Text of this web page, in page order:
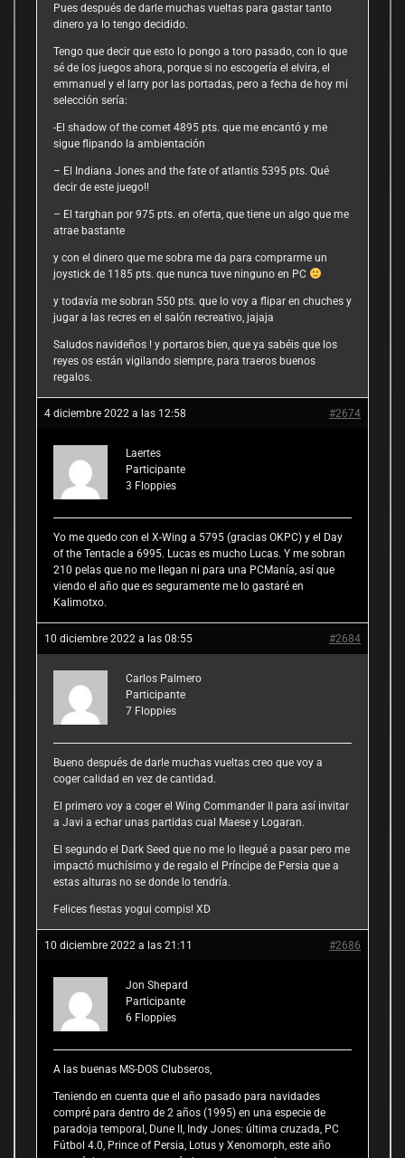
Pues después de darle muchas vueltas para gastar tanto
dinero ya lo tengo decidido.
Tengo que decir que esto lo pongo a toro pasado, con lo que
sé de los juegos ahora, porque si no escogería el elvira, el
emmanuel y el larry por las portadas, pero a fecha de hoy mi
selección sería:
-El shadow of the comet 4895 pts. que me encantó y me
sigue flipando la ambientación
– El Indiana Jones and the fate of atlantis 5395 pts. Qué
decir de este juego!!
– El targhan por 975 pts. en oferta, que tiene un algo que me
atrae bastante
y con el dinero que me sobra me da para comprarme un
joystick de 1185 pts. que nunca tuve ninguno en PC
y todavía me sobran 550 pts. que lo voy a flipar en chuches y
jugar a las recres en el salón recreativo, jajaja
Saludos navideños ! y portaros bien, que ya sabéis que los
reyes os están vigilando siempre, para traeros buenos
regalos.
4 diciembre 2022 a las 12:58 #2674
Laertes
Participante
3 Floppies
Yo me quedo con el X-Wing a 5795 (gracias OKPC) y el Day
of the Tentacle a 6995. Lucas es mucho Lucas. Y me sobran
210 pelas que no me llegan ni para una PCManía, así que
viendo el año que es seguramente me lo gastaré en
Kalimotxo.
10 diciembre 2022 a las 08:55 #2684
Carlos Palmero
Participante
7 Floppies
Bueno después de darle muchas vueltas creo que voy a
coger calidad en vez de cantidad.
El primero voy a coger el Wing Commander II para así invitar
a Javi a echar unas partidas cual Maese y Logaran.
El segundo el Dark Seed que no me lo llegué a pasar pero me
impactó muchísimo y de regalo el Príncipe de Persia que a
estas alturas no se donde lo tendría.
Felices fiestas yogui compis! XD
10 diciembre 2022 a las 21:11 #2686
Jon Shepard
Participante
6 Floppies
A las buenas MS-DOS Clubseros,
Teniendo en cuenta que el año pasado para navidades
compré para dentro de 2 años (1995) en una especie de
paradoja temporal, Dune II, Indy Jones: última cruzada, PC
Fútbol 4.0, Prince of Persia, Lotus y Xenomorph, este año